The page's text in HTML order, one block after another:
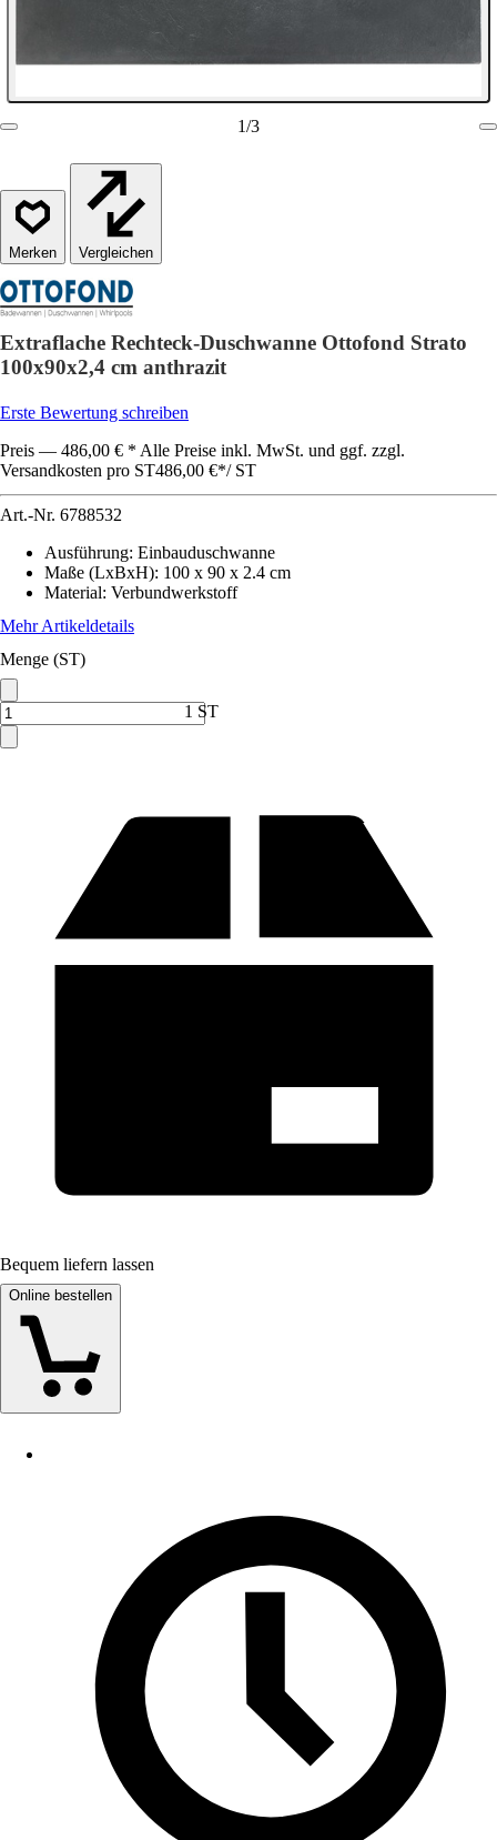
1/3
Vergleichen
Extraflache Rechteck-Duschwanne Ottofond Strato
100x90x2,4 cm anthrazit
Erste Bewertung schreiben
Preis — 486,00 € * Alle Preise inkl. MwSt. und ggf. zzgl.
Versandkosten pro ST486,00 €*/ ST
Art.-Nr. 6788532
Ausführung: Einbauduschwanne
Maße (LxBxH): 100 x 90 x 2.4 cm
Material: Verbundwerkstoff
Mehr Artikeldetails
Menge (ST)
1 ST
Bequem liefern lassen
Online bestellen